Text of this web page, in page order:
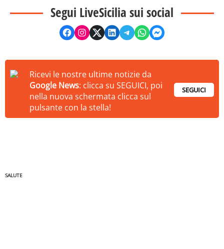
Segui LiveSicilia sui social
Ricevi le nostre ultime notizie da
Google News: clicca su SEGUICI, poi
nella nuova schermata clicca sul
pulsante con la stella!
SEGUICI
SALUTE